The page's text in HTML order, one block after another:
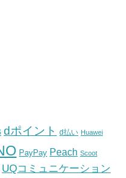
dポイント d払い Huawei
PayPay Peach Scoot
UQコミュニケーション